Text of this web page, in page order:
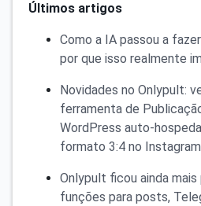
Últimos artigos
Como a IA passou a
por que isso realmente
Novidades no Onlypult:
ferramenta de
WordPress auto-
formato 3:4 no Instagram
Onlypult ficou ainda
funções para posts,